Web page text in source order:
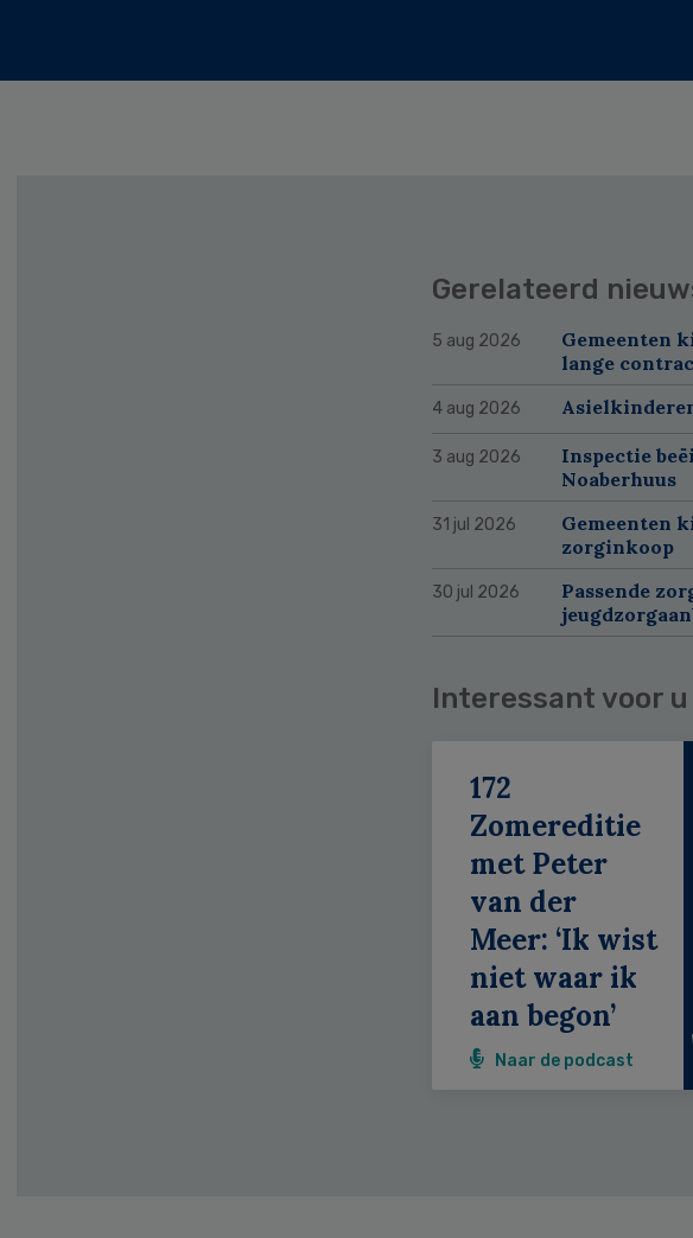
Gerelateerd
5 aug 2026
Gemeenten
lange
4 aug 2026
3 aug 2026
Inspectie
Noaberhuus
31 jul 2026
Gemeenten
zorginkoop
30 jul 2026
Passende
Interessant voor u
172
Zomereditie
met Peter
van der
Meer: ‘Ik wist
niet waar ik
aan begon’
Naar de podcast